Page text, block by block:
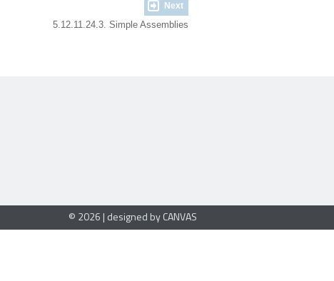
Next
5.12.11.24.3. Simple Assemblies
© 2026 | designed by CANVAS